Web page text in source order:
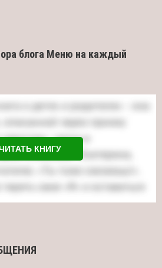
блога Меню на каждый
КНИГУ